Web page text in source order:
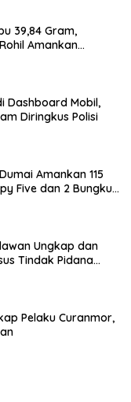
39,84 Gram,
Amankan
Dashboard Mobil,
Diringkus Polisi
Amankan 115
Five dan 2 Bungkus
Ungkap dan
Tindak Pidana
Pelaku Curanmor,